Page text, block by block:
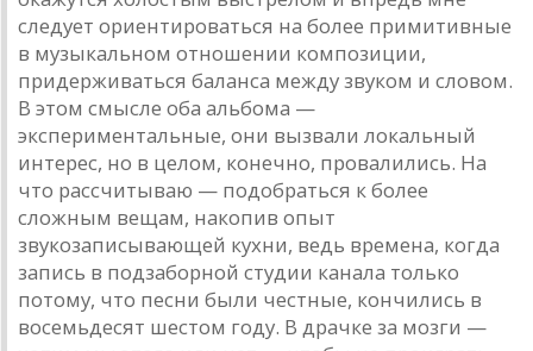
следует ориентироваться на более примитивные
в музыкальном отношении композиции,
придерживаться баланса между звуком и словом.
В этом смысле оба альбома —
экспериментальные, они вызвали локальный
интерес, но в целом, конечно, провалились. На
что рассчитываю — подобраться к более
сложным вещам, накопив опыт
звукозаписывающей кухни, ведь времена, когда
запись в подзаборной студии канала только
потому, что песни были честные, кончились в
восемьдесят шестом году. В драчке за мозги —